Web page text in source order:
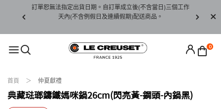
下水)，若
訂單恕無法指定出貨日期。自訂單成立後(不含當日)三個工作
天內(不含例假日及連續假期)配送商品。
請至
0
首頁 仲夏獻禮
典藏琺瑯鑄鐵媽咪鍋26cm(閃亮黃-鋼頭-內鍋黑)